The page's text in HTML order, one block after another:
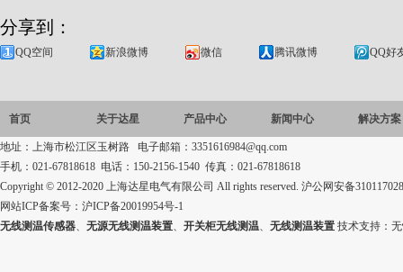
分享到：
QQ空间 新浪微博 微信 腾讯微博 QQ好
首页 关于达星 产品中心 新闻中心 解决方案
地址：上海市松江区玉树路 电子邮箱：3351616984@qq.com
手机：021-67818618 电话：150-2156-1540 传真：021-67818618
Copyright © 2012-2020 上海达星电气有限公司 All rights reserved. 沪公网安备
网站ICP备案号： 沪ICP备20019954号-1
无线测温传感器、 无源无线测温装置、 开关柜无线测温、 无线测温装置 技术支持：